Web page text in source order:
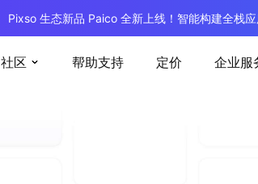
Pixso 生态新品 Paico 全新上线！智能构建全栈应
社区 帮助支持 定价 企业服